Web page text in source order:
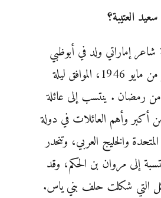
العتيبة؟
شاعر إماراتي ولد في أبوظبي
في الخامس عشر من مايو 1946، الموافق ليلة
من رمضان . ينتسب إلى عائلة
أكبر وأهم العائلات في دولة
والخليج العربي، وتنحدر
إلى مروان بن الحكم، وقد
التي شكلت حلف بني ياس.